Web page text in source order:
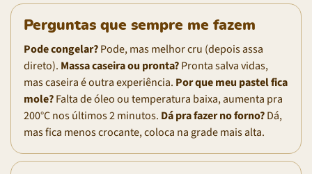
Perguntas que sempre me fazem
Pode congelar?Pode, mas melhor cru (depois assa
direto). Massa caseira ou pronta?Pronta salva vidas,
mas caseira é outra experiência. Por que meu pastel fica
mole?Falta de óleo ou temperatura baixa, aumenta pra
200°C nos últimos 2 minutos. Dá pra fazer no forno?Dá,
mas fica menos crocante, coloca na grade mais alta.